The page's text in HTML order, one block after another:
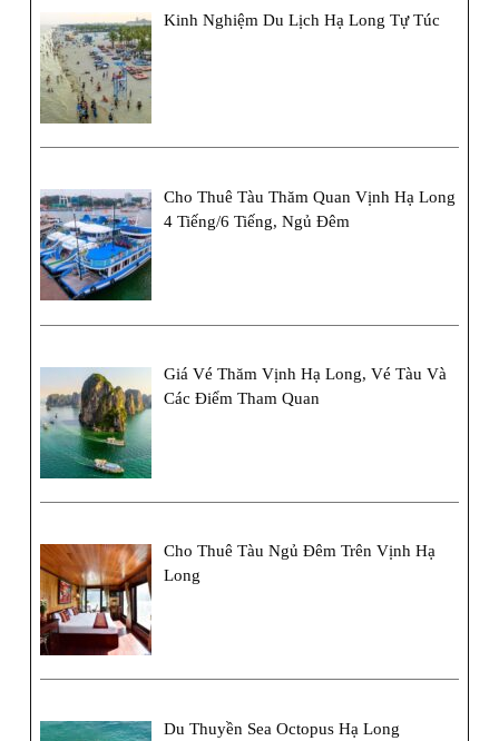
Kinh Nghiệm Du Lịch Hạ Long Tự Túc
Cho Thuê Tàu Thăm Quan Vịnh Hạ Long
4 Tiếng/6 Tiếng, Ngủ Đêm
Giá Vé Thăm Vịnh Hạ Long, Vé Tàu Và
Các Điểm Tham Quan
Cho Thuê Tàu Ngủ Đêm Trên Vịnh Hạ
Long
Du Thuyền Sea Octopus Hạ Long